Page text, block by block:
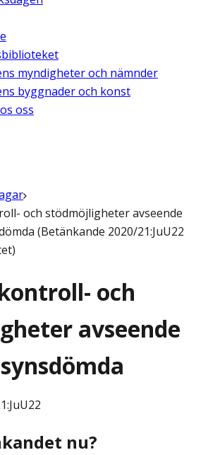
myndigheter och nämnder
byggnader och konst
oss
och stödmöjligheter avseende
(Betänkande 2020/21:JuU22
och
avseende
nu?